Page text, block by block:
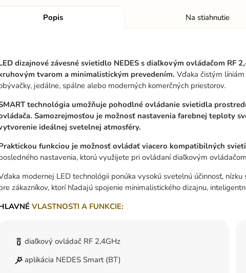
Popis Na stiahnutie
dizajnové závesné svietidlo NEDES s diaľkovým ovládačom
tvarom a minimalistickým prevedením. Vďaka čistým
jedálne, spálne alebo moderných komerčných priestorov.
technológia umožňuje pohodlné ovládanie svietidla
Samozrejmosťou je možnosť nastavenia farebnej teploty
ideálnej svetelnej atmosféry.
funkciou je možnosť ovládať viacero kompatibilných
nastavenia, ktorú využijete pri ovládaní diaľkovým
modernej LED technológii ponúka vysokú svetelnú účinnosť,
zákazníkov, ktorí hľadajú spojenie minimalistického dizajnu,
VLASTNOSTI A FUNKCIE:
diaľkový ovládač RF 2,4GHz
aplikácia NEDES Smart (BT)